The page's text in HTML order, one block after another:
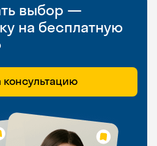
выбор —
на бесплатную
консультацию